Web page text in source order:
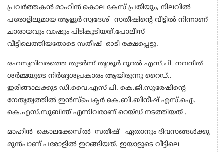
പ്രവർത്തകൻ മാഹിൻ കൊല കേസ് പ്രതിയും, നിലവിൽ
പരോളിലുമായ ആളൂർ സ്വദേശി സതീഷിൻ്റെ വീട്ടിൽ നിന്നാണ്
ചാരായവും വാഷും പിടികൂടിയത്.പോലീസ്
വീട്ടിലെത്തിയതോടെ സതീഷ് ഓടി രക്ഷപ്പെട്ടു.
രഹസ്യവിവരത്തെ തുടർന്ന് തൃശൂർ റൂറൽ എസ്.പി. നവനീത്
ശർമ്മയുടെ നിർദ്ദേശപ്രകാരം ആയിരുന്നു റൈഡ്..
ഇരിങ്ങാലക്കുട ഡി.വൈ.എസ് പി. കെ.ജി.സുരേഷിൻ്റെ
നേതൃത്വത്തിൽ ഇൻസ്പെക്ടർ കെ.ബി.ബിനീഷ് എസ്.ഐ.
കെ.എസ്.സുബിന്ത് എന്നിവരാണ് റെയ്ഡ് നടത്തിയത് .
മാഹിൻ കൊലക്കേസിൽ സതീഷ് ഏതാനും ദിവസങ്ങൾക്കു
മുൻപാണ് പരോളിൽ ഇറങ്ങിയത്. ഇയാളുടെ വീട്ടിലെ